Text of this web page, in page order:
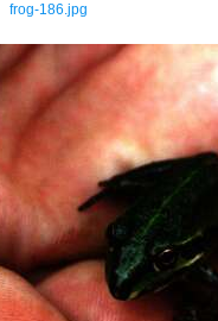
frog-186.jpg